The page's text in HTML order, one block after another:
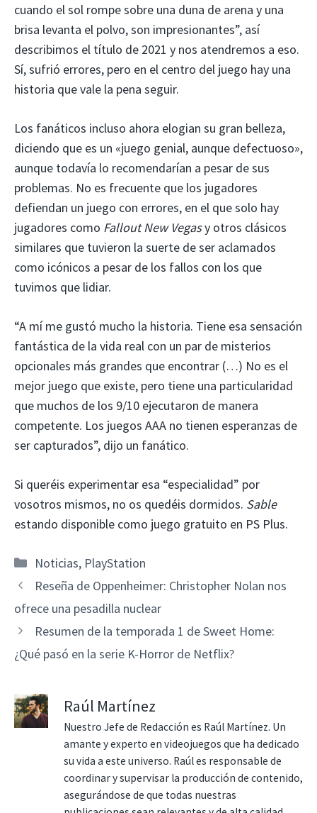
cuando el sol rompe sobre una duna de arena y una
brisa levanta el polvo, son impresionantes”, así
describimos el título de 2021 y nos atendremos a eso.
Sí, sufrió errores, pero en el centro del juego hay una
historia que vale la pena seguir.
Los fanáticos incluso ahora elogian su gran belleza,
diciendo que es un «juego genial, aunque defectuoso»,
aunque todavía lo recomendarían a pesar de sus
problemas. No es frecuente que los jugadores
defiendan un juego con errores, en el que solo hay
jugadores como Fallout New Vegasy otros clásicos
similares que tuvieron la suerte de ser aclamados
como icónicos a pesar de los fallos con los que
tuvimos que lidiar.
“A mí me gustó mucho la historia. Tiene esa sensación
fantástica de la vida real con un par de misterios
opcionales más grandes que encontrar (…) No es el
mejor juego que existe, pero tiene una particularidad
que muchos de los 9/10 ejecutaron de manera
competente. Los juegos AAA no tienen esperanzas de
ser capturados”, dijo un fanático.
Si queréis experimentar esa “especialidad” por
vosotros mismos, no os quedéis dormidos. Sable
estando disponible como juego gratuito en PS Plus.
Categorías
Noticias, PlayStation
Reseña de Oppenheimer: Christopher Nolan nos
ofrece una pesadilla nuclear
Resumen de la temporada 1 de Sweet Home:
¿Qué pasó en la serie K-Horror de Netflix?
Raúl Martínez
Nuestro Jefe de Redacción es Raúl Martínez. Un
amante y experto en videojuegos que ha dedicado
su vida a este universo. Raúl es responsable de
coordinar y supervisar la producción de contenido,
asegurándose de que todas nuestras